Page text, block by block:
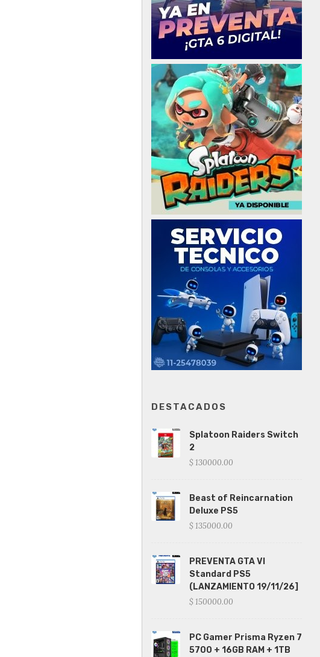
DESTACADOS
Splatoon Raiders Switch
2
$ 130000.00
Beast of Reincarnation
Deluxe PS5
$ 135000.00
PREVENTA GTA VI
Standard PS5
(LANZAMIENTO 19/11/26]
$ 150000.00
PC Gamer Prisma Ryzen 7
5700 + 16GB RAM + 1TB